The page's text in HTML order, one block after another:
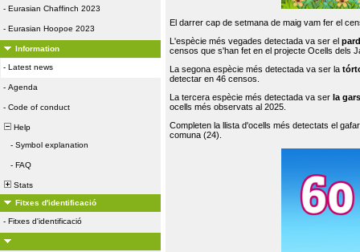
- Eurasian Chaffinch 2023
- Eurasian Hoopoe 2023
Information
- Latest news
- Agenda
- Code of conduct
Help
- Symbol explanation
- FAQ
Stats
Fitxes d'identificació
- Fitxes d'identificació
El darrer cap de setmana de maig vam fer el
L'espècie més vegades detectada va ser el
censos que s'han fet en el projecte Ocells dels
La segona espècie més detectada va ser la
detectar en 46 censos.
La tercera espècie més detectada va ser la
ocells més observats al 2025.
Completen la llista d'ocells més detectats el
comuna (24).